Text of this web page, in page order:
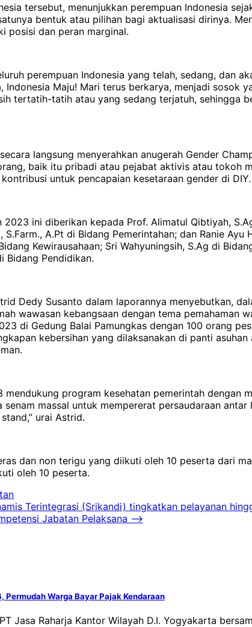
tersebut, menunjukkan perempuan Indonesia
bentuk atau pilihan bagi aktualisasi dirinya.
posisi dan peran marginal.
perempuan Indonesia yang telah, sedang, dan
Indonesia Maju! Mari terus berkarya, menjadi
tertatih-tatih atau yang sedang terjatuh, sehingga
langsung menyerahkan anugerah Gender
baik itu pribadi atau pejabat aktivis atau tokoh
untuk pencapaian kesetaraan gender di DIY.
ini diberikan kepada Prof. Alimatul Qibtiyah,
A.Pt di Bidang Pemerintahan; dan Ranie
Kewirausahaan; Sri Wahyuningsih, S.Ag di
Bidang Pendidikan.
Dedy Susanto dalam laporannya menyebutkan,
wawasan kebangsaan dengan tema pemahaman
di Gedung Balai Pamungkas dengan 100 orang
kebersihan yang dilaksanakan di panti
mendukung program kesehatan pemerintah
massal untuk mempererat persaudaraan
urai Astrid.
dan non terigu yang diikuti oleh 10 peserta dari
oleh 10 peserta.
Terintegrasi (Srikandi) tingkatkan pelayanan
Jabatan Pelaksana ⟶
Warga Bayar Pajak Kendaraan
Jasa Raharja Kantor Wilayah D.I. Yogyakarta